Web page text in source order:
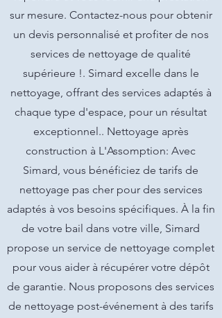
sur mesure. Contactez-nous pour obtenir
un devis personnalisé et profiter de nos
services de nettoyage de qualité
supérieure !. Simard excelle dans le
nettoyage, offrant des services adaptés à
chaque type d'espace, pour un résultat
exceptionnel.. Nettoyage après
construction à L'Assomption: Avec
Simard, vous bénéficiez de tarifs de
nettoyage pas cher pour des services
adaptés à vos besoins spécifiques. À la fin
de votre bail dans votre ville, Simard
propose un service de nettoyage complet
pour vous aider à récupérer votre dépôt
de garantie. Nous proposons des services
de nettoyage post-événement à des tarifs